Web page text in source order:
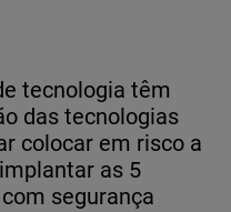
tecnologia têm
das tecnologias
colocar em risco a
as 5
segurança